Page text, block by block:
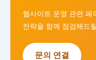
웹사이트 운영 관련 페
전략을 함께 점검해드
문의 연결